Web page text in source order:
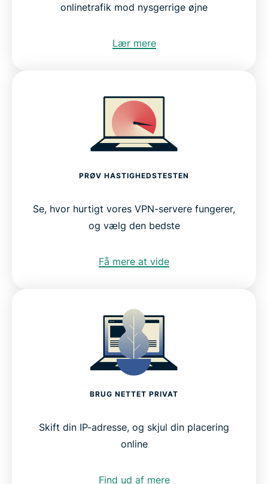
onlinetrafik mod nysgerrige øjne
Lær mere
PRØV HASTIGHEDSTESTEN
Se, hvor hurtigt vores VPN-servere fungerer,
og vælg den bedste
Få mere at vide
BRUG NETTET PRIVAT
Skift din IP-adresse, og skjul din placering
online
Find ud af mere